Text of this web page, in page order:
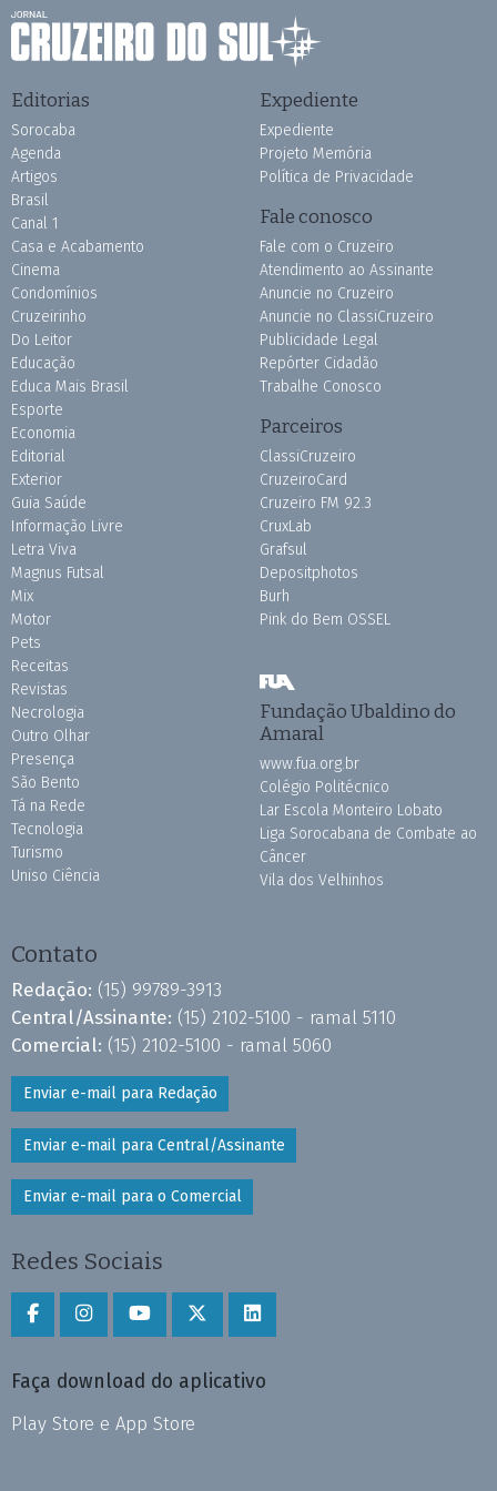
Editorias
Sorocaba
Agenda
Artigos
Brasil
Canal 1
Casa e Acabamento
Cinema
Condomínios
Cruzeirinho
Do Leitor
Educação
Educa Mais Brasil
Esporte
Economia
Editorial
Exterior
Guia Saúde
Informação Livre
Letra Viva
Magnus Futsal
Mix
Motor
Pets
Receitas
Revistas
Necrologia
Outro Olhar
Presença
São Bento
Tá na Rede
Tecnologia
Turismo
Uniso Ciência
Expediente
Expediente
Projeto Memória
Política de Privacidade
Fale conosco
Fale com o Cruzeiro
Atendimento ao Assinante
Anuncie no Cruzeiro
Anuncie no ClassiCruzeiro
Publicidade Legal
Repórter Cidadão
Trabalhe Conosco
Parceiros
ClassiCruzeiro
CruzeiroCard
Cruzeiro FM 92.3
CruxLab
Grafsul
Depositphotos
Burh
Pink do Bem OSSEL
Fundação Ubaldino do
Amaral
www.fua.org.br
Colégio Politécnico
Lar Escola Monteiro Lobato
Liga Sorocabana de Combate ao
Câncer
Vila dos Velhinhos
Contato
Redação: (15) 99789-3913
Central/Assinante: (15) 2102-5100 - ramal 5110
Comercial: (15) 2102-5100 - ramal 5060
Enviar e-mail para Redação
Enviar e-mail para Central/Assinante
Enviar e-mail para o Comercial
Redes Sociais
Faça download do aplicativo
Play Store e App Store